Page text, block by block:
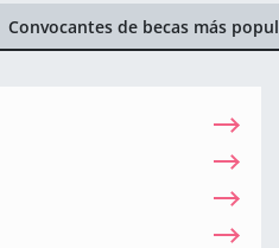
Convocantes de becas más